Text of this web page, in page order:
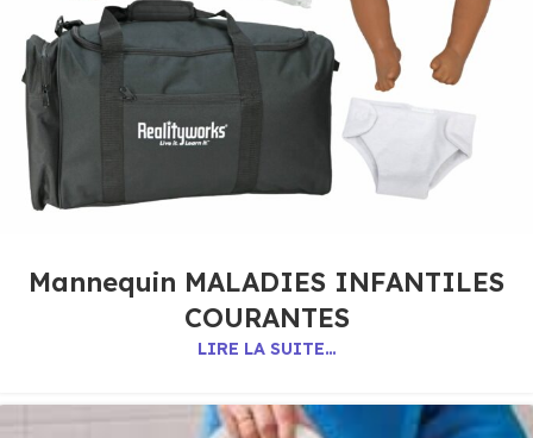
Mannequin MALADIES INFANTILES
COURANTES
LIRE LA SUITE…